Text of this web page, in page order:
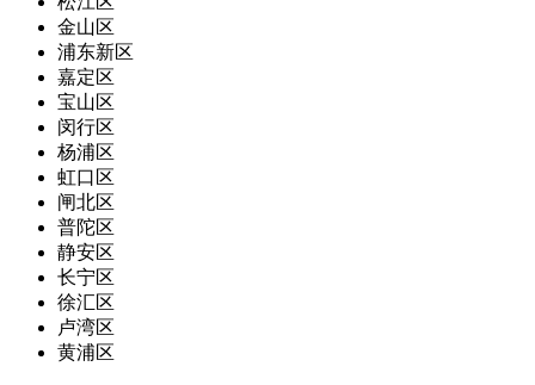
金山区
浦东新区
嘉定区
宝山区
闵行区
杨浦区
虹口区
闸北区
普陀区
静安区
长宁区
徐汇区
卢湾区
黄浦区